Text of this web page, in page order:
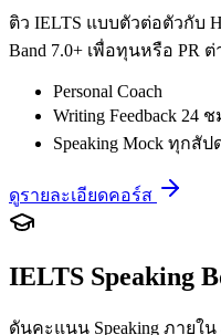
ติว IELTS แบบตัวต่อตัวกับ
Band 7.0+ เพื่อทุนหรือ PR ต่
Personal Coach
Writing Feedback 24 ช
Speaking Mock ทุกสัป
ดูรายละเอียดคอร์ส
IELTS Speaking
ดันคะแนน Speaking ภายใ